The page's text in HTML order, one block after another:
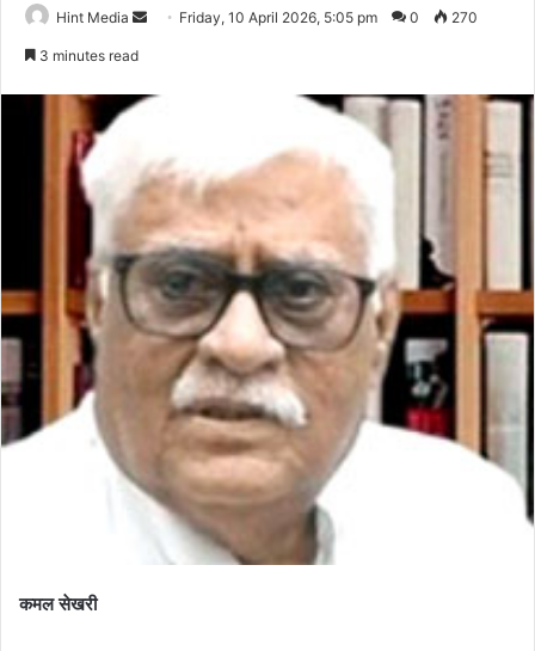
Hint Media
Send Friday, 10 April 2026, 5:05 pm 0 270
3 minutes read
कमल सेखरी